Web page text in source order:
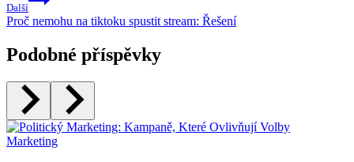
Další
Proč nemohu na tiktoku spustit stream: Řešení
Podobné příspěvky
Marketing